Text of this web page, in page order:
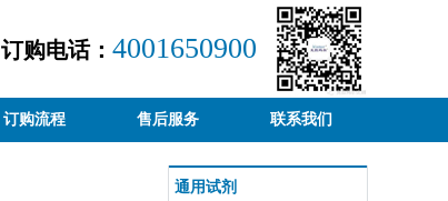
订购电话： 4001650900
订购流程 售后服务 联系我们
通用试剂